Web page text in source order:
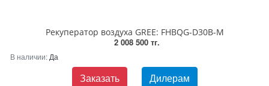
Рекуператор воздуха GREE: FHBQG-D30B-M
2 008 500 тг.
В наличии: Да
Заказать Дилерам